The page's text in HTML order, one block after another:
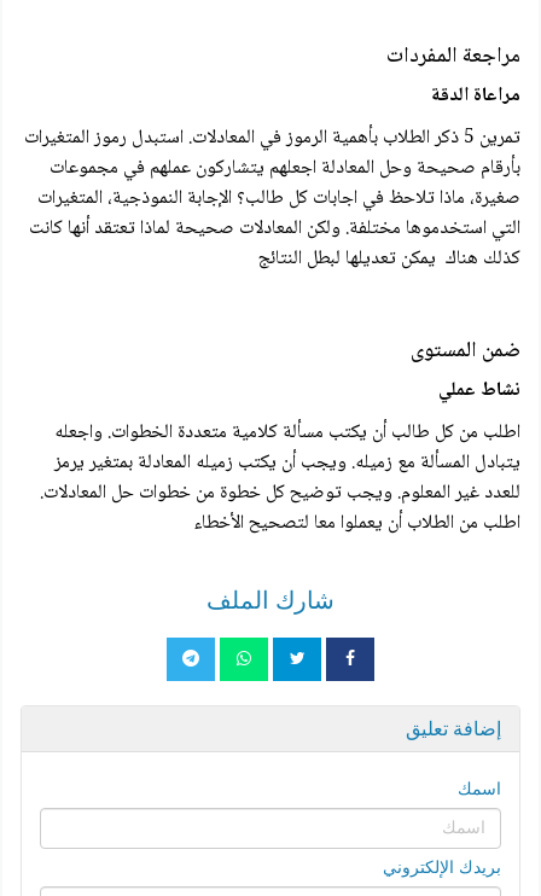
مراجعة المفردات
مراعاة الدقة
تمرين 5 ذكر الطلاب بأهمية الرموز في المعادلات. استبدل رموز المتغيرات
بأرقام صحيحة وحل المعادلة اجعلهم يتشاركون عملهم في مجموعات
صغيرة، ماذا تلاحظ في اجابات كل طالب؟ الإجابة النموذجية، المتغيرات
التي استخدموها مختلفة. ولكن المعادلات صحيحة لماذا تعتقد أنها كانت
كذلك هناك يمكن تعديلها لبطل النتائج
ضمن المستوى
نشاط عملي
اطلب من كل طالب أن یکتب مسألة كلامية متعددة الخطوات. واجعله
يتبادل المسألة مع زميله. ويجب أن يكتب زميله المعادلة بمتغير يرمز
للعدد غير المعلوم. ويجب توضيح كل خطوة من خطوات حل المعادلات.
اطلب من الطلاب أن يعملوا معا لتصحيح الأخطاء
شارك الملف
إضافة تعليق
اسمك
بريدك الإلكتروني